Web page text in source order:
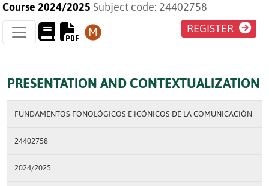
Course 2024/2025 Subject code: 24402758
REGISTER
PRESENTATION AND CONTEXTUALIZATION
FUNDAMENTOS FONOLÓGICOS E ICÓNICOS DE LA COMUNICACIÓN
24402758
2024/2025